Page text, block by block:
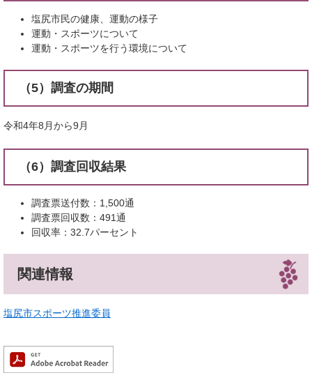
塩尻市民の健康、運動の様子
運動・スポーツについて
運動・スポーツを行う環境について
（5）調査の期間
令和4年8月から9月
（6）調査回収結果
調査票送付数：1,500通
調査票回収数：491通
回収率：32.7パーセント
関連情報
塩尻市スポーツ推進委員